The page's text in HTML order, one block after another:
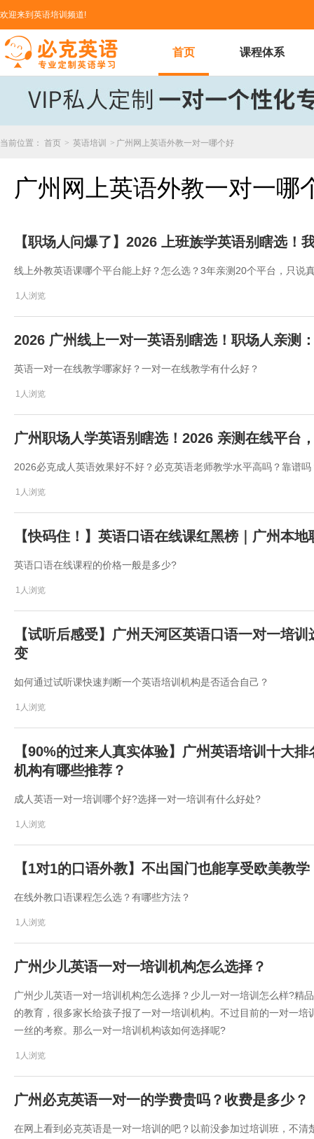
欢迎来到英语培训频道!
首页 课程体系
当前位置： 首页 > 英语培训 > 广州网上英语外教一对一哪个好
广州网上英语外教一对一哪
【职场人问爆了】2026 上班族学英语别瞎选！
线上外教英语课哪个平台能上好？怎么选？3年亲测20个平台，只说
1人浏览
2026 广州线上一对一英语别瞎选！职场人亲测
英语一对一在线教学哪家好？一对一在线教学有什么好？
1人浏览
广州职场人学英语别瞎选！2026 亲测在线平台
2026必克成人英语效果好不好？必克英语老师教学水平高吗？靠谱吗
1人浏览
【快码住！】英语口语在线课红黑榜｜广州本
英语口语在线课程的价格一般是多少?
1人浏览
【试听后感受】广州天河区英语口语一对一培
变
如何通过试听课快速判断一个英语培训机构是否适合自己？
1人浏览
【90%的过来人真实体验】广州英语培训十大
机构有哪些推荐？
成人英语一对一培训哪个好?选择一对一培训有什么好处?
1人浏览
【1对1的口语外教】不出国门也能享受欧美教
在线外教口语课程怎么选？有哪些方法？
1人浏览
广州少儿英语一对一培训机构怎么选择？
广州少儿英语一对一培训机构怎么选择？少儿一对一培训怎么样?精
的教育，很多家长给孩子报了一对一培训机构。不过目前的一对一
一丝的考察。那么一对一培训机构该如何选择呢?
1人浏览
广州必克英语一对一的学费贵吗？收费是多少？
在网上看到必克英语是一对一培训的吧？以前没参加过培训班，不